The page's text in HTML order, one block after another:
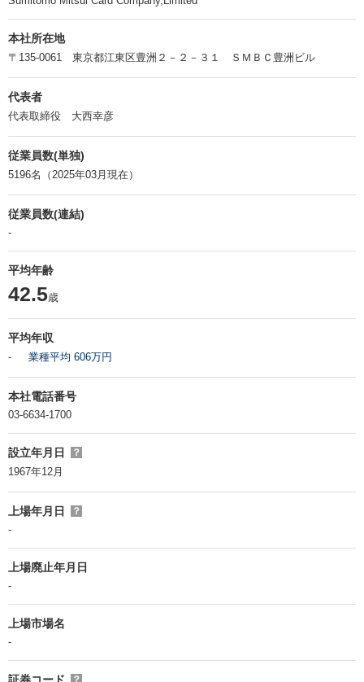
本社所在地
〒135-0061 東京都江東区豊洲２－２－３１ ＳＭＢＣ豊洲ビル
代表者
代表取締役 大西幸彦
従業員数(単独)
5196名（2025年03月現在）
従業員数(連結)
-
平均年齢
42.5歳
平均年収
- 業種平均 606万円
本社電話番号
03-6634-1700
設立年月日 ？
1967年12月
上場年月日 ？
-
上場廃止年月日
-
上場市場名
-
？